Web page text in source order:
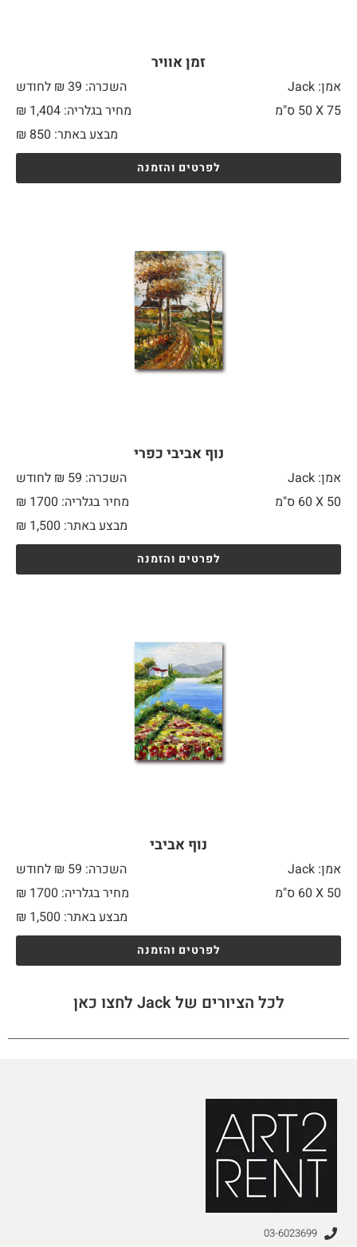
זמן אוויר
אמן: Jack
השכרה: 39 ₪ לחודש
75 X
מחיר בגלריה: 1,404 ₪
מבצע באתר:
₪ 850
לפרטים והזמנה
נוף אביבי כפרי
אמן: Jack
השכרה: 59 ₪ לחודש
50 X
מחיר בגלריה: 1700 ₪
מבצע באתר:
₪ 1,500
לפרטים והזמנה
נוף אביבי
אמן: Jack
השכרה: 59 ₪ לחודש
50 X
מחיר בגלריה: 1700 ₪
מבצע באתר:
₪ 1,500
לפרטים והזמנה
לכל הציורים של Jack לחצו כאן
03-6023699